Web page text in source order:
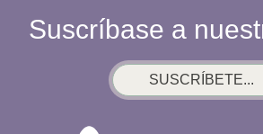
LO
Suscríbase a
SUSCRÍBETE...